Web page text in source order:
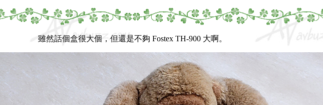
雖然話個盒很大個，但還是不夠 Fostex TH-900 大啊。